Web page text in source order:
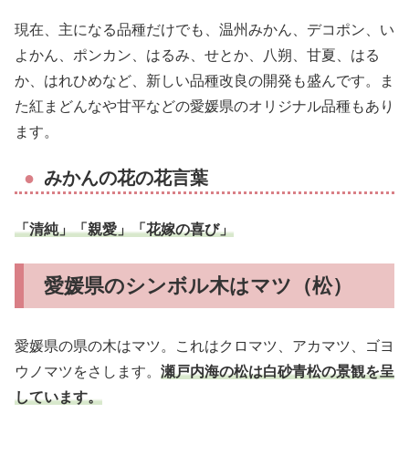
現在、主になる品種だけでも、温州みかん、デコポン、い
よかん、ポンカン、はるみ、せとか、八朔、甘夏、はる
か、はれひめなど、新しい品種改良の開発も盛んです。ま
た紅まどんなや甘平などの愛媛県のオリジナル品種もあり
ます。
みかんの花の花言葉
「清純」「親愛」「花嫁の喜び」
愛媛県のシンボル木はマツ（松）
愛媛県の県の木はマツ。これはクロマツ、アカマツ、ゴヨ
ウノマツをさします。 瀬戸内海の松は白砂青松の景観を呈
しています。